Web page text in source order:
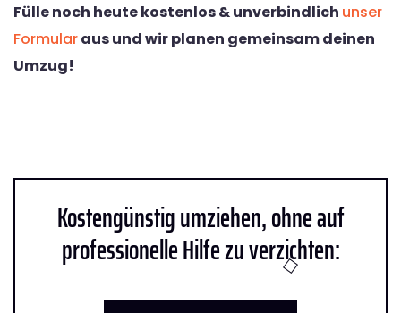
Fülle noch heute kostenlos & unverbindlich unser
Formularaus und wir planen gemeinsam deinen
Umzug!
Kostengünstig umziehen, ohne auf
professionelle Hilfe zu verzichten: